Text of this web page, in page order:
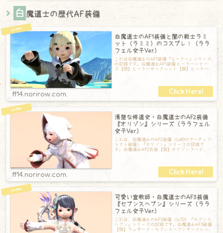
白 魔道士の歴代AF装備
白魔道士のAF1装備と闇の戦士ラミ
ット（ラミミ）のコスプレ！（ララ
フェル女子Ver.）
これは白魔道士のAF1装備『ヒーラー』シリーズ
の記録です。白魔道士AF1装備 ヒーラーシリー
ズ【頭】ヒーラーサークレット【胴】ヒーラー
ff14.norirow.com
清楚な修道女・白魔道士のAF2装備
『オリゾン』シリーズ（ララフェル
女子Ver.）
これは、白魔道士のAF2装備（Lv60のアーティフ
ァクト装備）『オリゾン』シリーズの記録で
す。白魔道士AF2衣装【頭】オリゾンフード
ff14.norirow.com
可愛い宣教師・白魔道士のAF3装備
『セブンスヘブン』シリーズ（ララ
フェル女子Ver.）
これは、白魔道士のAF3装備（Lv70）『セブンス
ヘブン』シリーズの記録です。白魔道士AF3装備
【頭】ウェザード・セブンスヘブンサークレッ